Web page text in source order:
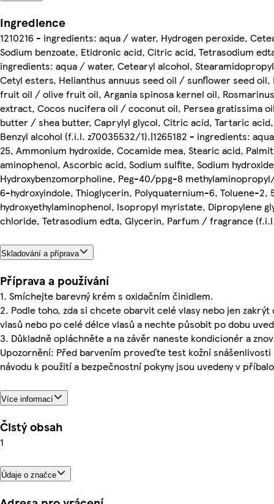
Ingredience
1210216 - ingredients: aqua / water, Hydrogen peroxide,
Sodium benzoate, Etidronic acid, Citric acid, Tetrasodium
ingredients: aqua / water, Cetearyl alcohol,
Cetyl esters, Helianthus annuus seed oil / sunflower seed
fruit oil / olive fruit oil, Argania spinosa kernel oil,
extract, Cocos nucifera oil / coconut oil, Persea gratissima
butter / shea butter, Caprylyl glycol, Citric acid, Tartaric
Benzyl alcohol (f.i.l. z70035532/1).|1265182 - ingredients:
25, Ammonium hydroxide, Cocamide mea, Stearic acid,
aminophenol, Ascorbic acid, Sodium sulfite, Sodium
Hydroxybenzomorpholine, Peg-40/ppg-8
6-hydroxyindole, Thioglycerin, Polyquaternium-6, Toluene-
hydroxyethylaminophenol, Isopropyl myristate, Dipropylene
chloride, Tetrasodium edta, Glycerin, Parfum / fragrance
Skladování a příprava
Příprava a používání
1. Smíchejte barevný krém s oxidačním činidlem.
2. Podle toho, zda si chcete obarvit celé vlasy nebo jen
vlasů nebo po celé délce vlasů a nechte působit po dobu
3. Důkladně opláchněte a na závěr naneste kondicionér a
Upozornění: Před barvením proveďte test kožní
návodu k použití a bezpečnostní pokyny jsou uvedeny v
Více informací
Čistý obsah
1
Údaje o značce